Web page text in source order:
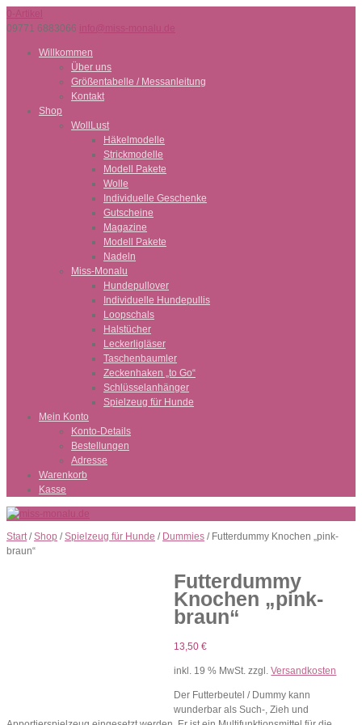
09771 6883066
Willkommen
Über uns
Größentabelle / Messanleitung
Kontakt
Shop
WollLust
Häkelmodelle
Strickmodelle
Modell Pakete
Wolle
Individuelle Geschenke
Gutscheine
Magazine
Modell Pakete
Nadeln
Miss-Monalu
Hundepullover
Individuelle Hundepullis
Loopschals
Halstücher
Leckerligläser
Taschenbaumler
Zeckenhaken „to Go“
Schlüsselanhänger
Spielzeug für Hunde
Mein Konto
Konto-Details
Bestellungen
Adresse
Warenkorb
Kasse
Start/Shop /Spielzeug für Hunde / Dummies / Futterdummy Knochen „pink-
braun“
Futterdummy
Knochen „pink-
braun“
13,50€
inkl. 19 % MwSt. zzgl.Versandkosten
Der Futterbeutel / Dummy kann
wunderbar als Such-, Zieh und